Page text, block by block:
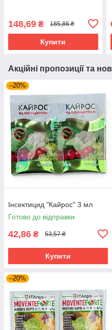
148,69 ₴ 185,86 ₴
Купити
Акційні пропозиції та
–20%
Інсектицид "Кайрос" 3 мл
Готово до відправки
42,86 ₴ 53,57 ₴
Купити
–20%